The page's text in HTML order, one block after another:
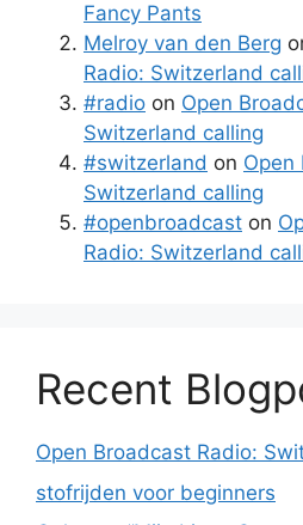
Fancy Pants
Melroy van den Berg
Radio: Switzerland
#radio on Open
Switzerland calling
#switzerland on Open
Switzerland calling
#openbroadcast on
Radio: Switzerland
Recent
Open Broadcast Radio:
stofrijden voor beginners